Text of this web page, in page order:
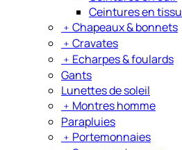
Ceintures en tissu
﹢ Chapeaux & bonnets
﹢ Cravates
﹢ Echarpes & foulards
Gants
Lunettes de soleil
﹢ Montres homme
Parapluies
﹢ Portemonnaies